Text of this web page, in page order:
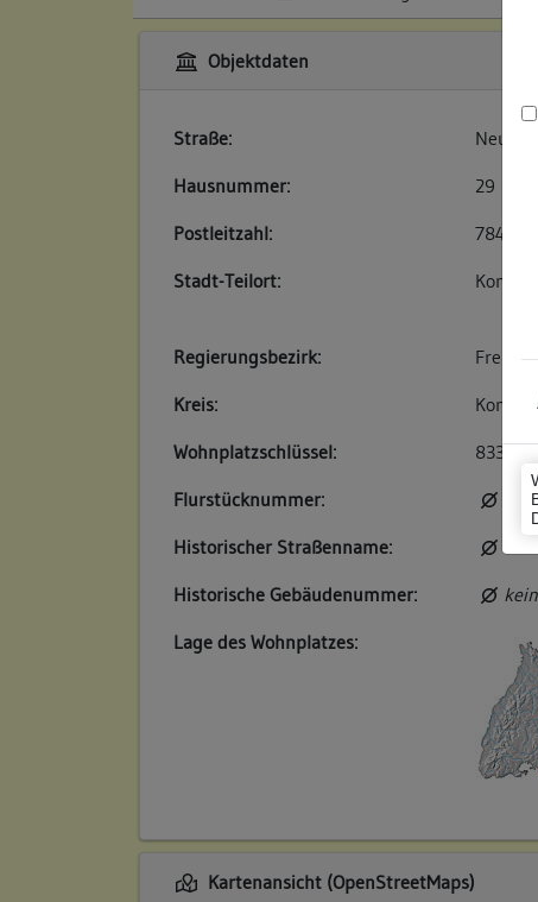
Objektdaten
Straße:
Hausnummer:
29
Postleitzahl:
78426
Stadt-Teilort:
Konstanz
Regierungsbezirk:
Kreis:
Wohnplatzschlüssel:
Flurstücknummer:
Historischer Straßenname:
Historische Gebäudenummer:
Lage des Wohnplatzes:
Kartenansicht (OpenStreetMaps)